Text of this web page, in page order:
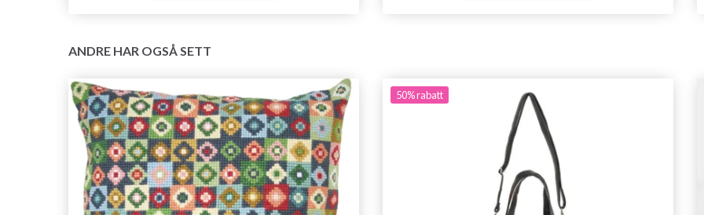
ANDRE HAR OGSÅ SETT
50%rabatt